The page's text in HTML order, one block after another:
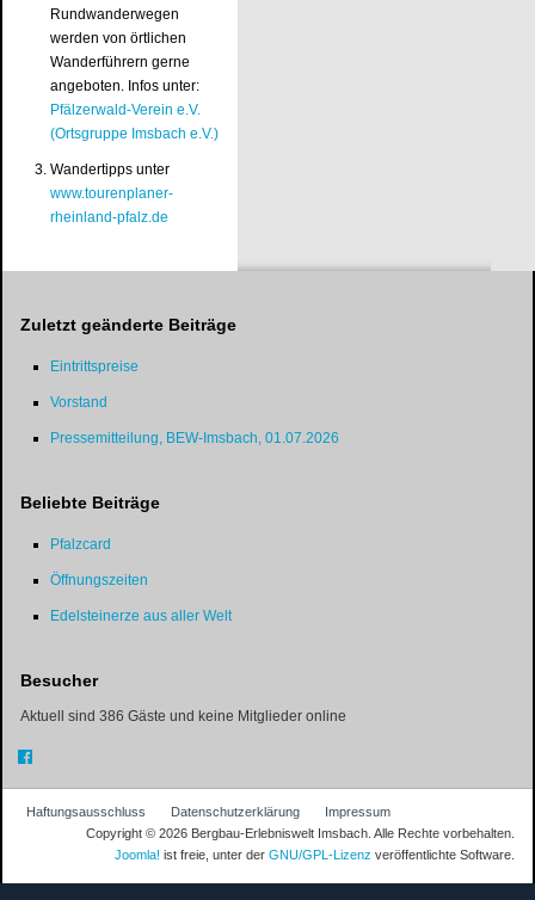
Rundwanderwegen
werden von örtlichen
Wanderführern gerne
angeboten. Infos unter:
Pfälzerwald-Verein e.V.
(Ortsgruppe Imsbach e.V.)
Wandertipps unter
www.tourenplaner-
rheinland-pfalz.de
Zuletzt geänderte Beiträge
Eintrittspreise
Vorstand
Pressemitteilung, BEW-Imsbach, 01.07.2026
Beliebte Beiträge
Pfalzcard
Öffnungszeiten
Edelsteinerze aus aller Welt
Besucher
Aktuell sind 386 Gäste und keine Mitglieder online
Haftungsausschluss Datenschutzerklärung
Impressum
Copyright © 2026 Bergbau-Erlebniswelt Imsbach. Alle Rechte vorbehalten.
Joomla! ist freie, unter der GNU/GPL-Lizenz veröffentlichte Software.